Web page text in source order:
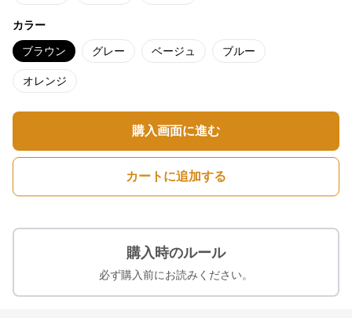
カラー
ブラウン グレー ベージュ ブルー
オレンジ
購入画面に進む
カートに追加する
購入時のルール
必ず購入前にお読みください。